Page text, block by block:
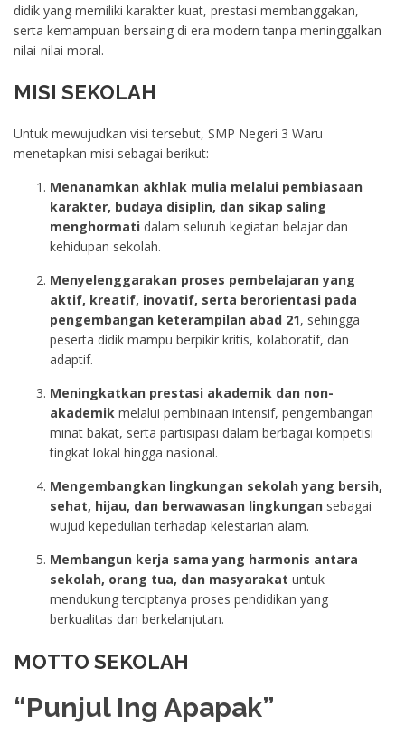
didik yang memiliki karakter kuat, prestasi membanggakan,
serta kemampuan bersaing di era modern tanpa meninggalkan
nilai-nilai moral.
MISI SEKOLAH
Untuk mewujudkan visi tersebut, SMP Negeri 3 Waru
menetapkan misi sebagai berikut:
Menanamkan akhlak mulia melalui pembiasaan
karakter, budaya disiplin, dan sikap saling
menghormati dalam seluruh kegiatan belajar dan
kehidupan sekolah.
Menyelenggarakan proses pembelajaran yang
aktif, kreatif, inovatif, serta berorientasi pada
pengembangan keterampilan abad 21, sehingga
peserta didik mampu berpikir kritis, kolaboratif, dan
adaptif.
Meningkatkan prestasi akademik dan non-
akademik melalui pembinaan intensif, pengembangan
minat bakat, serta partisipasi dalam berbagai kompetisi
tingkat lokal hingga nasional.
Mengembangkan lingkungan sekolah yang bersih,
sehat, hijau, dan berwawasan lingkungan sebagai
wujud kepedulian terhadap kelestarian alam.
Membangun kerja sama yang harmonis antara
sekolah, orang tua, dan masyarakat untuk
mendukung terciptanya proses pendidikan yang
berkualitas dan berkelanjutan.
MOTTO SEKOLAH
“Punjul Ing Apapak”